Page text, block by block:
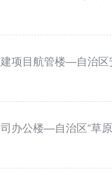
项目航管楼—自治
办公楼—自治区“草